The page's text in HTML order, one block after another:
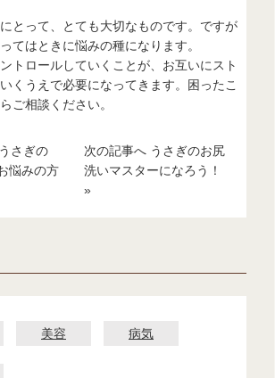
とって、とても大切なものです。ですが
てはときに悩みの種になります。
トロールしていくことが、お互いにスト
くうえで必要になってきます。困ったこ
ご相談ください。
さぎの
悩みの方
次の記事へ うさぎのお尻
洗いマスターになろう！
»
美容 病気